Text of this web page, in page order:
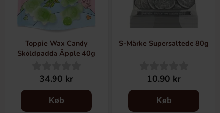
Toppie Wax Candy
Sköldpadda Äpple 40g
34.90 kr
Køb
S-Märke Supersaltede 80g
10.90 kr
Køb